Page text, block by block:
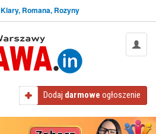
Klary, Romana, Rozyny
Dodaj darmowe ogłoszenie